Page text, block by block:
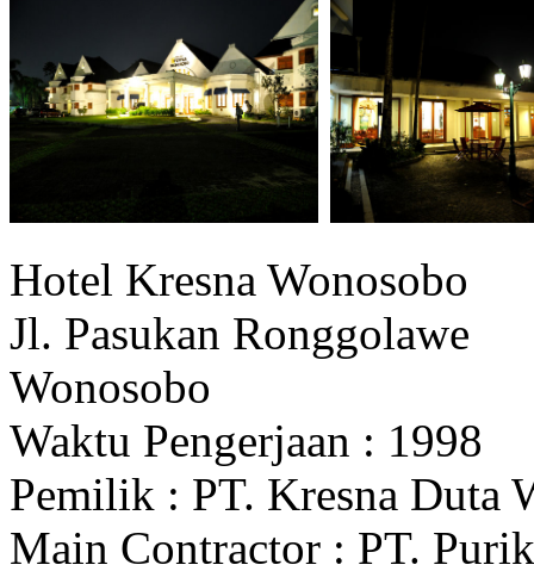
Hotel Kresna Wonosobo
Jl. Pasukan Ronggolawe
Wonosobo
Waktu Pengerjaan : 1998
Pemilik : PT. Kresna Duta
Main Contractor : PT.